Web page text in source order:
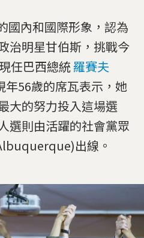
國內和國際形象，認為
治明星甘伯斯，挑戰今
任巴西總統羅賽夫
56歲的席瓦表示，她
大的努力投入這場選
選則由活躍的社會黨眾
出線。